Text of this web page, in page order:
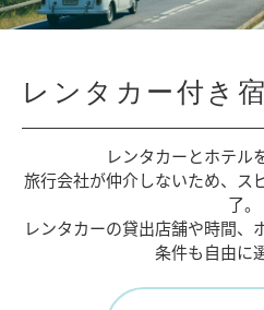
レンタカー付き
レンタカーとホテル
旅行会社が仲介しないため、
ス
了。
レンタカーの貸出店舗や時間、
条件も自由に